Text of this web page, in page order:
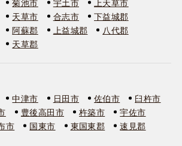
天草市 合志市
下益城郡
阿蘇郡 上益城郡
八代郡
天草郡
中津市 日田市 佐伯市
臼杵市
豊後高田市 杵築市
宇佐市
市 国東市 東国東郡
速見郡